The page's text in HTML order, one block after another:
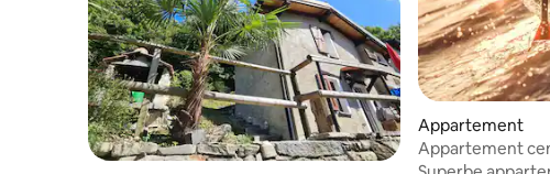
Appartement
Appartement